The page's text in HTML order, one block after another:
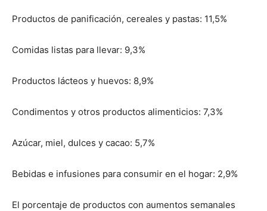
Productos de panificación, cereales y pastas: 11,5%
Comidas listas para llevar: 9,3%
Productos lácteos y huevos: 8,9%
Condimentos y otros productos alimenticios: 7,3%
Azúcar, miel, dulces y cacao: 5,7%
Bebidas e infusiones para consumir en el hogar: 2,9%
El porcentaje de productos con aumentos semanales